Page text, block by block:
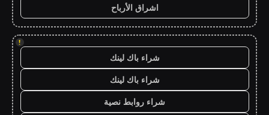
اشراق الأرباح
!
شراء باك لينك
شراء باك لينك
شراء روابط نصية